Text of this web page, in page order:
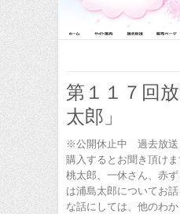
第１１７回
太郎」
※公開休止中 過去放送
購入するとお聞き頂けま
桃太郎、一休さん、赤
は浦島太郎についてお
な話にしては、他のわ